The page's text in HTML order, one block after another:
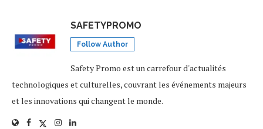
SAFETYPROMO
Follow Author
Safety Promo est un carrefour d'actualités
technologiques et culturelles, couvrant les événements majeurs
et les innovations qui changent le monde.